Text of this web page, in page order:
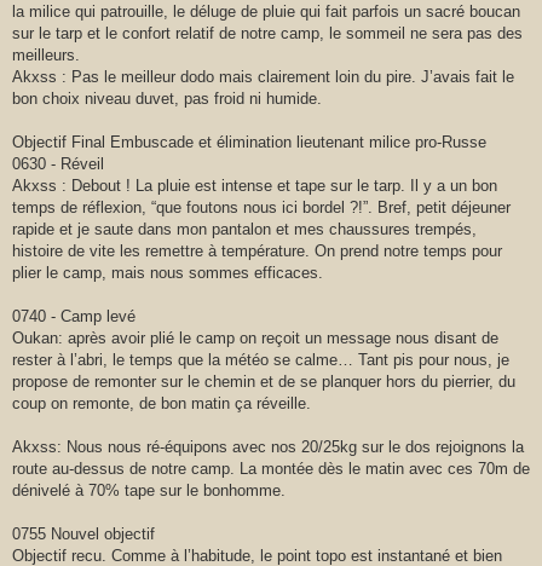
la milice qui patrouille, le déluge de pluie qui fait parfois un sacré boucan
sur le tarp et le confort relatif de notre camp, le sommeil ne sera pas des
meilleurs.
Akxss : Pas le meilleur dodo mais clairement loin du pire. J’avais fait le
bon choix niveau duvet, pas froid ni humide.
Objectif Final Embuscade et élimination lieutenant milice pro-Russe
0630 - Réveil
Akxss : Debout ! La pluie est intense et tape sur le tarp. Il y a un bon
temps de réflexion, “que foutons nous ici bordel ?!”. Bref, petit déjeuner
rapide et je saute dans mon pantalon et mes chaussures trempés,
histoire de vite les remettre à température. On prend notre temps pour
plier le camp, mais nous sommes efficaces.
0740 - Camp levé
Oukan: après avoir plié le camp on reçoit un message nous disant de
rester à l’abri, le temps que la météo se calme… Tant pis pour nous, je
propose de remonter sur le chemin et de se planquer hors du pierrier, du
coup on remonte, de bon matin ça réveille.
Akxss: Nous nous ré-équipons avec nos 20/25kg sur le dos rejoignons la
route au-dessus de notre camp. La montée dès le matin avec ces 70m de
dénivelé à 70% tape sur le bonhomme.
0755 Nouvel objectif
Objectif recu. Comme à l’habitude, le point topo est instantané et bien